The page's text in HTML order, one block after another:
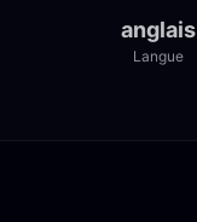
anglais
Langue